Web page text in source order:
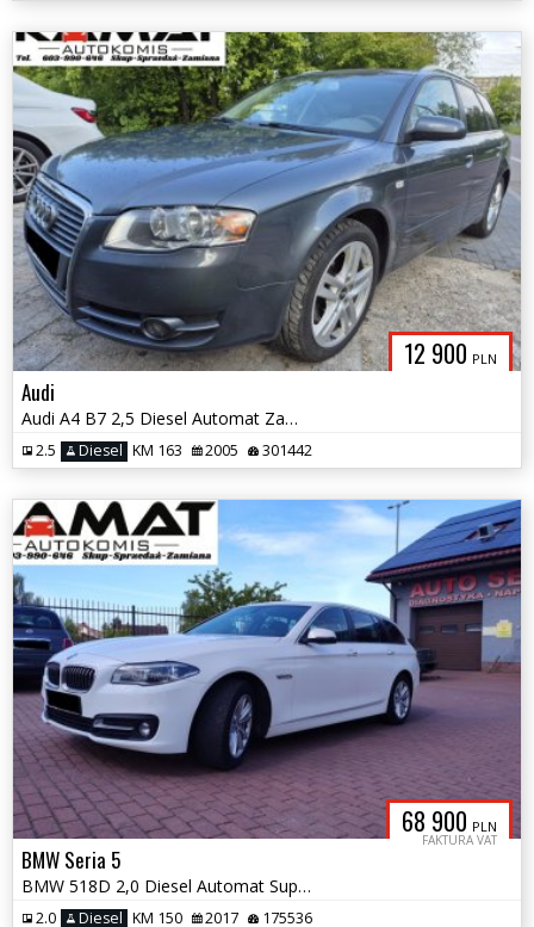
12 900 PLN
Audi
Audi A4 B7 2,5 Diesel Automat Zamiana
2.5 Diesel KM 163 2005 301442
68 900 PLN
FAKTURA VAT
BMW Seria 5
BMW 518D 2,0 Diesel Automat Super stan Zamiana
2.0 Diesel KM 150 2017 175536